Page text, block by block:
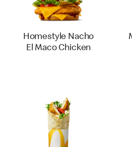
Homestyle Nacho
El Maco Chicken